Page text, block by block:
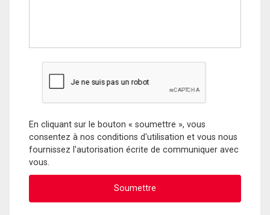
En cliquant sur le bouton « soumettre », vous
consentez à nos conditions d'utilisation et vous nous
fournissez l'autorisation écrite de communiquer avec
vous.